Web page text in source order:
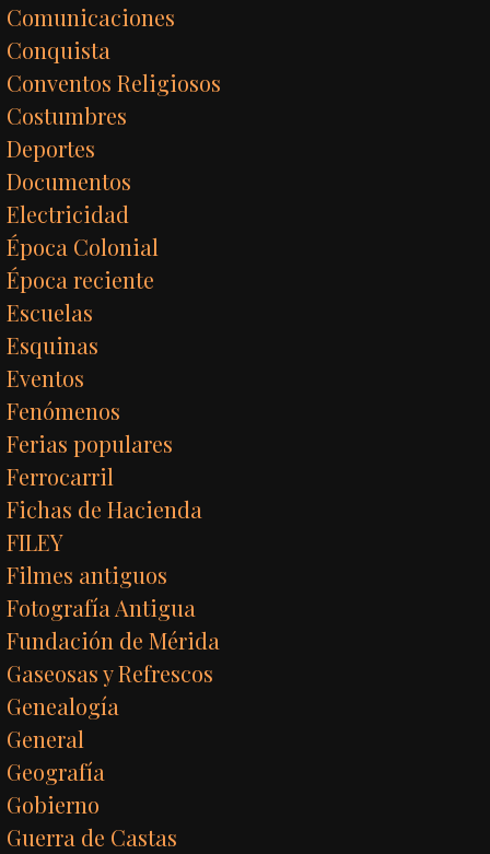
Comunicaciones
Conquista
Conventos Religiosos
Costumbres
Deportes
Documentos
Electricidad
Época Colonial
Época reciente
Escuelas
Esquinas
Eventos
Fenómenos
Ferias populares
Ferrocarril
Fichas de Hacienda
FILEY
Filmes antiguos
Fotografía Antigua
Fundación de Mérida
Gaseosas y Refrescos
Genealogía
General
Geografía
Gobierno
Guerra de Castas